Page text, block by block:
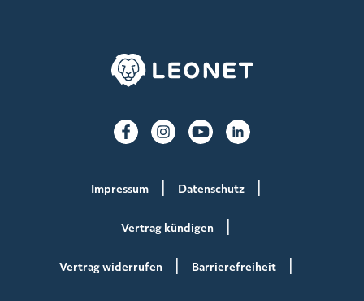
Impressum Datenschutz
Vertrag kündigen
Vertrag widerrufen Barrierefreiheit